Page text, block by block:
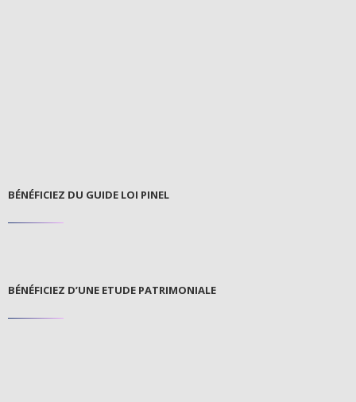
BÉNÉFICIEZ DU GUIDE LOI PINEL
BÉNÉFICIEZ D’UNE ETUDE PATRIMONIALE